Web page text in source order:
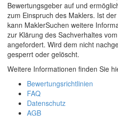
Bewertungsgeber auf und
zum Einspruch des Maklers. Ist
kann MaklerSuchen weitere
zur Klärung des Sachverhaltes
angefordert. Wird dem nicht
gesperrt oder gelöscht.
Weitere Informationen finden Sie
Bewertungsrichtlinien
FAQ
Datenschutz
AGB